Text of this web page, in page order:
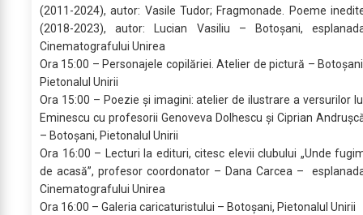
(2011-2024), autor: Vasile Tudor; Fragmonade. Poeme
(2018-2023), autor: Lucian Vasiliu – Botoșani,
Cinematografului Unirea
Ora 15:00 – Personajele copilăriei. Atelier de pictură –
Pietonalul Unirii
Ora 15:00 – Poezie și imagini: atelier de ilustrare a versurilor
Eminescu cu profesorii Genoveva Dolhescu și Ciprian
– Botoșani, Pietonalul Unirii
Ora 16:00 – Lecturi la edituri, citesc elevii clubului „Unde
de acasă”, profesor coordonator – Dana Carcea –
Cinematografului Unirea
Ora 16:00 – Galeria caricaturistului – Botoșani, Pietonalul Unirii